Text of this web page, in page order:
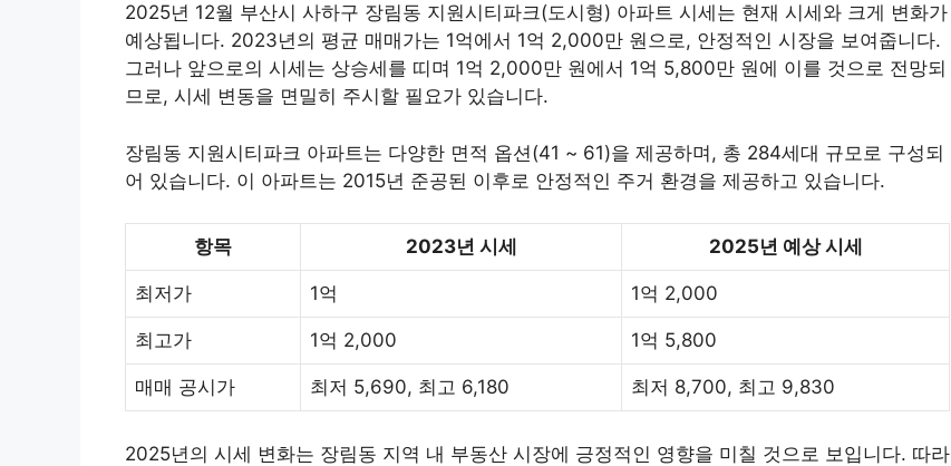
2025년 12월 부산시 사하구 장림동 지원시티파크(도시형) 아파트 시세는 현재 시세와 크게 변화가
예상됩니다. 2023년의 평균 매매가는 1억에서 1억 2,000만 원으로, 안정적인 시장을 보여줍니다.
그러나 앞으로의 시세는 상승세를 띠며 1억 2,000만 원에서 1억 5,800만 원에 이를 것으로 전망되
므로, 시세 변동을 면밀히 주시할 필요가 있습니다.
장림동 지원시티파크 아파트는 다양한 면적 옵션(41 ~ 61)을 제공하며, 총 284세대 규모로 구성되
어 있습니다. 이 아파트는 2015년 준공된 이후로 안정적인 주거 환경을 제공하고 있습니다.
항목 2023년 시세 2025년 예상 시세
최저가 1억 1억 2,000
최고가 1억 2,000 1억 5,800
매매 공시가 최저 5,690, 최고 6,180 최저 8,700, 최고 9,830
2025년의 시세 변화는 장림동 지역 내 부동산 시장에 긍정적인 영향을 미칠 것으로 보입니다. 따라